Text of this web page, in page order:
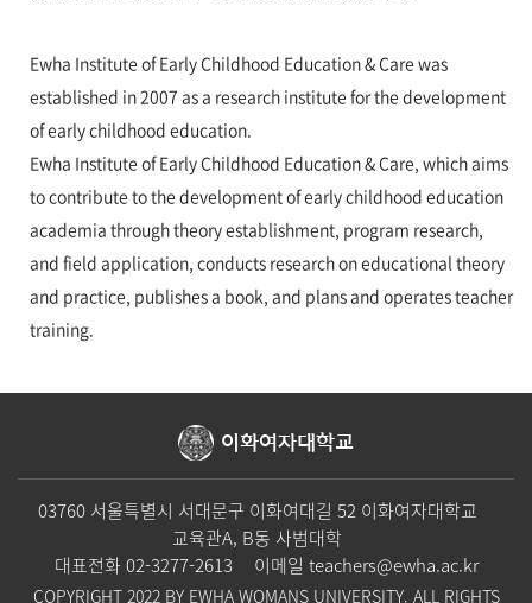
Ewha Institute of Early Childhood Education & Care was
established in 2007 as a research institute for the development
of early childhood education.
Ewha Institute of Early Childhood Education & Care, which aims
to contribute to the development of early childhood education
academia through theory establishment, program research,
and field application, conducts research on educational theory
and practice, publishes a book, and plans and operates teacher
training.
이화여자대학교
03760 서울특별시 서대문구 이화여대길 52 이화여자대학교
교육관A, B동 사범대학
대표전화02-3277-2613 이메일 teachers@ewha.ac.kr
COPYRIGHT 2022 BY EWHA WOMANS UNIVERSITY. ALL RIGHTS